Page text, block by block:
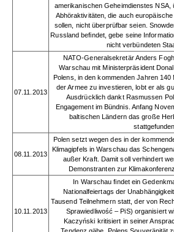
amerikanischen Geheimdienstes
Abhöraktivitäten, die auch
sollen, nicht überprüfbar seien.
Russland befindet, gebe seine
nicht verbündeten
07.11.2013
NATO-Generalsekretär Anders
Warschau mit Ministerpräsident
Polens, in den kommenden Jahren
der Armee zu investieren, lobt er als
Ausdrücklich dankt Rasmussen
Engagement im Bündnis. Anfang
baltischen Ländern das große
stattgefunden.
08.11.2013
Polen setzt wegen des in der
Klimagipfels in Warschau das
außer Kraft. Damit soll verhindert
Demonstranten zur
10.11.2013
In Warschau findet ein
Nationalfeiertags der
Tausend Teilnehmern statt, der von
Sprawiedliwość – PiS) organisiert
Kaczyński kritisiert in seiner